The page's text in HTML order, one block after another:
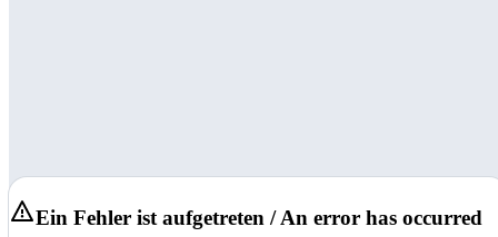
Ein Fehler ist aufgetreten / An error has occurred